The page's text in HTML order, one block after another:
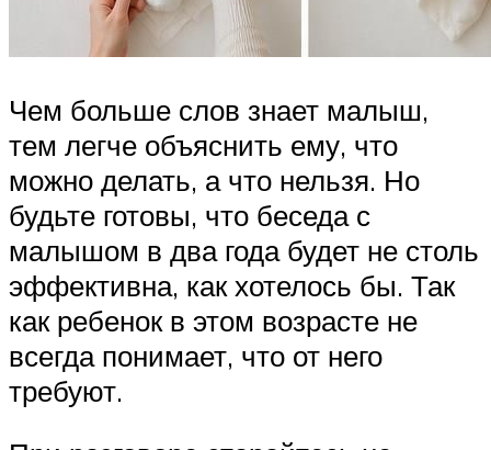
Чем больше слов знает малыш,
тем легче объяснить ему, что
можно делать, а что нельзя. Но
будьте готовы, что беседа с
малышом в два года будет не столь
эффективна, как хотелось бы. Так
как ребенок в этом возрасте не
всегда понимает, что от него
требуют.